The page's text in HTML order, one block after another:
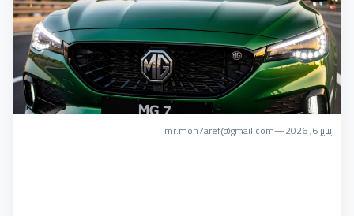
يناير 6, 2026 —
mr.mon7aref@gmail.com